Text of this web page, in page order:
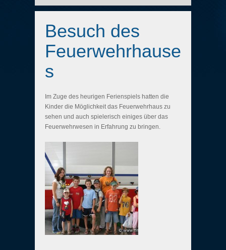
Besuch des
Feuerwehrhause
s
Im Zuge des heurigen Ferienspiels hatten die
Kinder die Möglichkeit das Feuerwehrhaus zu
sehen und auch spielerisch einiges über das
Feuerwehrwesen in Erfahrung zu bringen.